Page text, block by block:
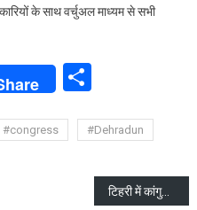
के साथ वर्चुअल माध्यम से सभी
Share
#congress
#Dehradun
टिहरी में कांगुड़ा नागराज मंदिर पुनर्स्थापना जागरण समारोह